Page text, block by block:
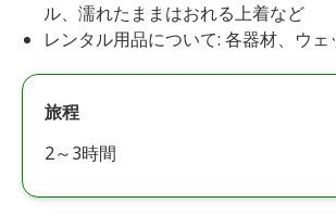
ル、濡れたままはおれる上着など
レンタル用品について: 各器材、ウ
旅程
2～3時間